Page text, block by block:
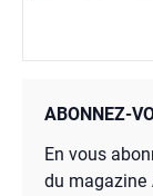
ABONNEZ-
En vous
du magazine